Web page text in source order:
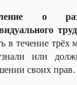
о
в течение трёх
или
своих прав.